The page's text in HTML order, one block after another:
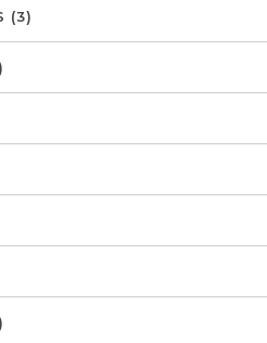
(3)